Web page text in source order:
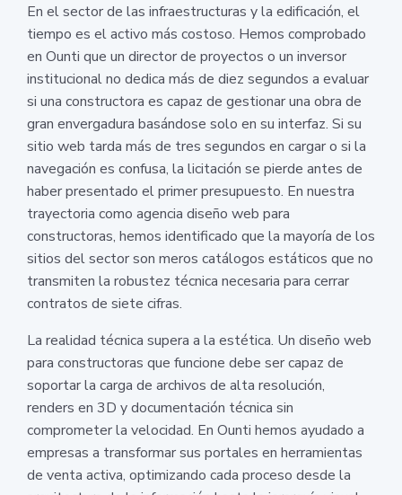
En el sector de las infraestructuras y la edificación, el
tiempo es el activo más costoso. Hemos comprobado
en Ounti que un director de proyectos o un inversor
institucional no dedica más de diez segundos a evaluar
si una constructora es capaz de gestionar una obra de
gran envergadura basándose solo en su interfaz. Si su
sitio web tarda más de tres segundos en cargar o si la
navegación es confusa, la licitación se pierde antes de
haber presentado el primer presupuesto. En nuestra
trayectoria como agencia diseño web para
constructoras, hemos identificado que la mayoría de los
sitios del sector son meros catálogos estáticos que no
transmiten la robustez técnica necesaria para cerrar
contratos de siete cifras.
La realidad técnica supera a la estética. Un diseño web
para constructoras que funcione debe ser capaz de
soportar la carga de archivos de alta resolución,
renders en 3D y documentación técnica sin
comprometer la velocidad. En Ounti hemos ayudado a
empresas a transformar sus portales en herramientas
de venta activa, optimizando cada proceso desde la